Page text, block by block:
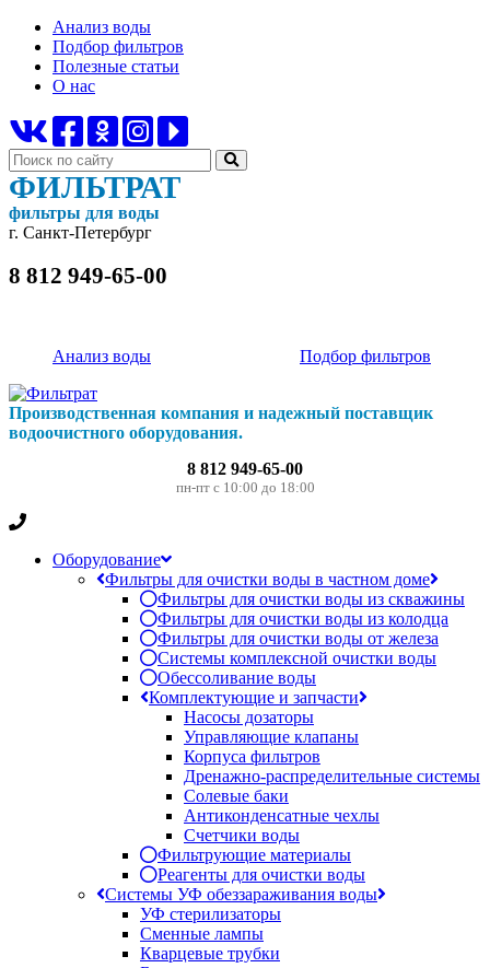
Анализ воды
Подбор фильтров
Полезные статьи
О нас
ФИЛЬТРАТ
фильтры для воды
г. Санкт-Петербург
8 812 949-65-00
Анализ воды Подбор фильтров
Производственная компания и надежный поставщик
водоочистного оборудования.
8 812 949-65-00
пн-пт с 10:00 до 18:00
Оборудование
Фильтры для очистки воды в частном доме
Фильтры для очистки воды из скважины
Фильтры для очистки воды из колодца
Фильтры для очистки воды от железа
Системы комплексной очистки воды
Обессоливание воды
Комплектующие и запчасти
Насосы дозаторы
Управляющие клапаны
Корпуса фильтров
Дренажно-распределительные системы
Солевые баки
Антиконденсатные чехлы
Счетчики воды
Фильтрующие материалы
Реагенты для очистки воды
Системы УФ обеззараживания воды
УФ стерилизаторы
Сменные лампы
Кварцевые трубки